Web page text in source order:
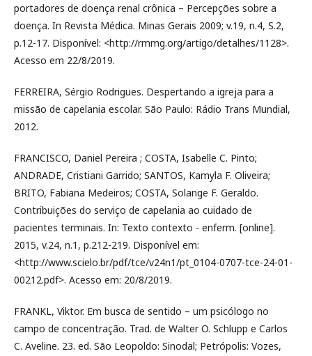
portadores de doença renal crônica – Percepções sobre a
doença. In Revista Médica. Minas Gerais 2009; v.19, n.4, S.2,
p.12-17. Disponível: <http://rmmg.org/artigo/detalhes/1128>.
Acesso em 22/8/2019.
FERREIRA, Sérgio Rodrigues. Despertando a igreja para a
missão de capelania escolar. São Paulo: Rádio Trans Mundial,
2012.
FRANCISCO, Daniel Pereira ; COSTA, Isabelle C. Pinto;
ANDRADE, Cristiani Garrido; SANTOS, Kamyla F. Oliveira;
BRITO, Fabiana Medeiros; COSTA, Solange F. Geraldo.
Contribuições do serviço de capelania ao cuidado de
pacientes terminais. In: Texto contexto - enferm. [online].
2015, v.24, n.1, p.212-219. Disponível em:
<http://www.scielo.br/pdf/tce/v24n1/pt_0104-0707-tce-24-01-
00212.pdf>. Acesso em: 20/8/2019.
FRANKL, Viktor. Em busca de sentido – um psicólogo no
campo de concentração. Trad. de Walter O. Schlupp e Carlos
C. Aveline. 23. ed. São Leopoldo: Sinodal; Petrópolis: Vozes,